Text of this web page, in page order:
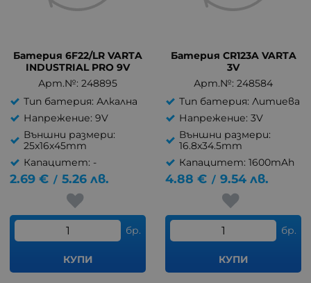
Батерия 6F22/LR VARTA
INDUSTRIAL PRO 9V
Арт.№: 248895
Тип батерия: Алкална
Напрежение: 9V
Външни размери:
25x16x45mm
Капацитет: -
2.69 € / 5.26 лв.
бр.
КУПИ
Батерия CR123A VARTA
3V
Арт.№: 248584
Тип батерия: Литиева
Напрежение: 3V
Външни размери:
16.8x34.5mm
Капацитет: 1600mAh
4.88 € / 9.54 лв.
бр.
КУПИ